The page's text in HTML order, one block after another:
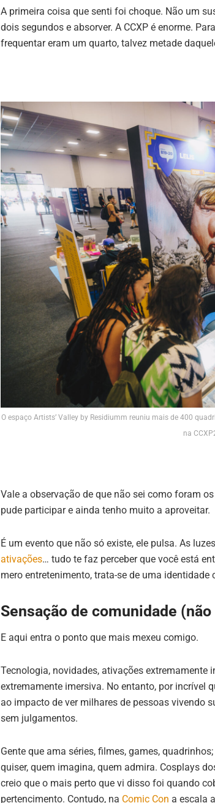
A primeira coisa que senti foi choque. Não um
dois segundos e absorver. A CCXP é enorme.
frequentar eram um quarto, talvez metade
O espaço Artists’ Valley by Residiumm reuniu mais de 400
na
Vale a observação de que não sei como foram
pude participar e ainda tenho muito a aproveitar.
É um evento que não só existe, ele pulsa. As
ativações… tudo te faz perceber que você está
mero entretenimento, trata-se de uma identidade
Sensação de comunidade
E aqui entra o ponto que mais mexeu comigo.
Tecnologia, novidades, ativações extremamente
extremamente imersiva. No entanto, por incrível
ao impacto de ver milhares de pessoas vivendo
sem julgamentos.
Gente que ama séries, filmes, games,
quiser, quem imagina, quem admira. Cosplays
creio que o mais perto que vi disso foi quando
pertencimento. Contudo, na Comic Con a escala